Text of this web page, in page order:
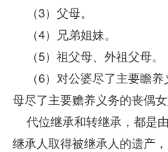
（3）父母。
（4）兄弟姐妹。
（5）祖父母、外祖父母。
（6）对公婆尽了主要瞻养
母尽了主要赡养义务的丧偶女
代位继承和转继承，都是
继承人取得被继承人的遗产